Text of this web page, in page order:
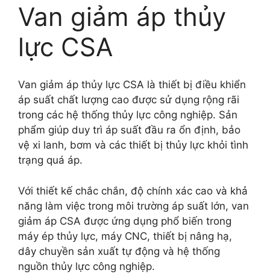
Van giảm áp thủy
lực CSA
Van giảm áp thủy lực CSA là thiết bị điều khiển
áp suất chất lượng cao được sử dụng rộng rãi
trong các hệ thống thủy lực công nghiệp. Sản
phẩm giúp duy trì áp suất đầu ra ổn định, bảo
vệ xi lanh, bơm và các thiết bị thủy lực khỏi tình
trạng quá áp.
Với thiết kế chắc chắn, độ chính xác cao và khả
năng làm việc trong môi trường áp suất lớn, van
giảm áp CSA được ứng dụng phổ biến trong
máy ép thủy lực, máy CNC, thiết bị nâng hạ,
dây chuyền sản xuất tự động và hệ thống
nguồn thủy lực công nghiệp.